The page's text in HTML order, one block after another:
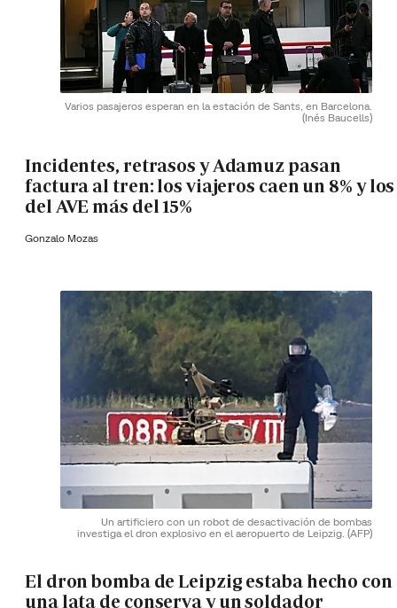
Varios pasajeros esperan en la estación de Sants, en Barcelona.
(Inés Baucells)
Incidentes, retrasos y Adamuz pasan
factura al tren: los viajeros caen un 8% y los
del AVE más del 15%
Gonzalo Mozas
Un artificiero con un robot de desactivación de bombas
investiga el dron explosivo en el aeropuerto de Leipzig. (AFP)
El dron bomba de Leipzig estaba hecho con
una lata de conserva y un soldador